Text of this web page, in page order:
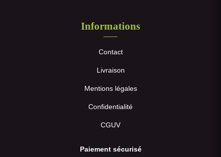
Informations
Contact
Livraison
Mentions légales
Confidentialité
CGUV
Paiement sécurisé